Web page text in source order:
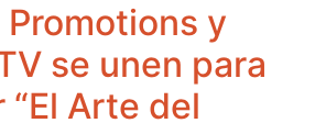
y
se unen para
Arte del